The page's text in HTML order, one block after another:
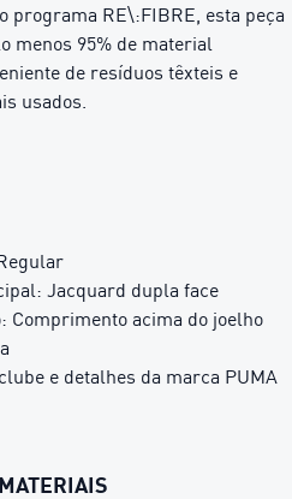
programa RE\:FIBRE, esta peça
menos 95% de material
de resíduos têxteis e
usados.
Jacquard dupla face
Comprimento acima do joelho
e detalhes da marca PUMA